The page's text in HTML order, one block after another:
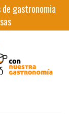
gastronomia